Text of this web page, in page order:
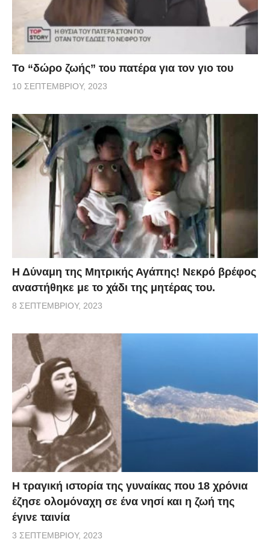
Το “δώρο ζωής” του πατέρα για τον γιο του
10 ΣΕΠΤΕΜΒΡΊΟΥ, 2023
Η Δύναμη της Μητρικής Αγάπης! Νεκρό βρέφος
αναστήθηκε με το χάδι της μητέρας του.
8 ΣΕΠΤΕΜΒΡΊΟΥ, 2023
Η τραγική ιστορία της γυναίκας που 18 χρόνια
έζησε ολομόναχη σε ένα νησί και η ζωή της
έγινε ταινία
3 ΣΕΠΤΕΜΒΡΊΟΥ, 2023